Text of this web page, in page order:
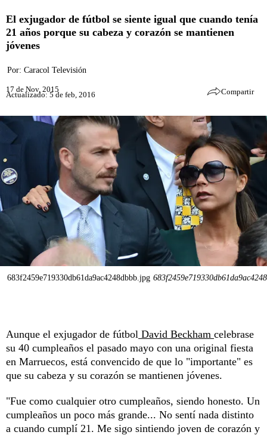
El exjugador de fútbol se siente igual que cuando tenía
21 años porque su cabeza y corazón se mantienen
jóvenes
Por: Caracol Televisión
17 de Nov, 2015
Actualizado: 5 de feb, 2016 Compartir
683f2459e719330db61da9ac4248dbbb.jpg
Aunque el exjugador de fútbol David Beckham celebrase
su 40 cumpleaños el pasado mayo con una original fiesta
en Marruecos, está convencido de que lo "importante" es
que su cabeza y su corazón se mantienen jóvenes.
"Fue como cualquier otro cumpleaños, siendo honesto. Un
cumpleaños un poco más grande... No sentí nada distinto
a cuando cumplí 21. Me sigo sintiendo joven de corazón y